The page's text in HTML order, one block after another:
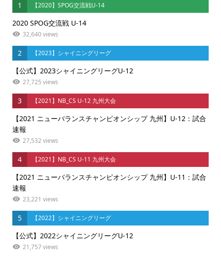
1 【2020】SPOG交流戦U-14
2020 SPOG交流戦 U-14
32,640 views
2 【2023】シャイニングリーグ
【公式】2023シャイニングリーグU-12
27,725 views
3 【2021】NB_CS U-12 九州大会
【2021 ニューバランスチャンピオンシップ 九州】U-12：試合
速報
27,532 views
4 【2021】NB_CS U-11 九州大会
【2021 ニューバランスチャンピオンシップ 九州】U-11：試合
速報
23,221 views
5 【2022】シャイニングリーグ
【公式】2022シャイニングリーグU-12
21,757 views